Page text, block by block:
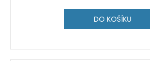
DO KOŠÍKU